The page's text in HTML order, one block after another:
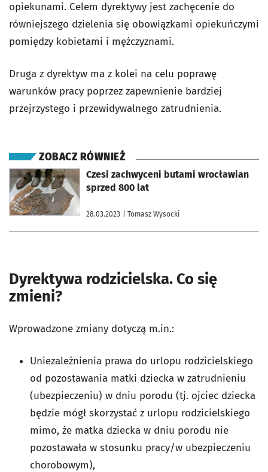
opiekunami. Celem dyrektywy jest zachęcenie do
równiejszego dzielenia się obowiązkami opiekuńczymi
pomiędzy kobietami i mężczyznami.
Druga z dyrektyw ma z kolei na celu poprawę
warunków pracy poprzez zapewnienie bardziej
przejrzystego i przewidywalnego zatrudnienia.
ZOBACZ RÓWNIEŻ
Czesi zachwyceni butami wrocławian
sprzed 800 lat
28.03.2023 | Tomasz Wysocki
otworzy się w nowej karcie
Dyrektywa rodzicielska. Co się
zmieni?
Wprowadzone zmiany dotyczą m.in.:
Uniezależnienia prawa do urlopu rodzicielskiego
od pozostawania matki dziecka w zatrudnieniu
(ubezpieczeniu) w dniu porodu (tj. ojciec dziecka
będzie mógł skorzystać z urlopu rodzicielskiego
mimo, że matka dziecka w dniu porodu nie
pozostawała w stosunku pracy/w ubezpieczeniu
chorobowym),